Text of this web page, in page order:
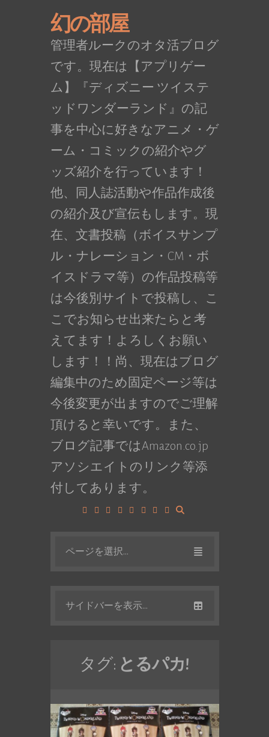
幻の部屋
管理者ルークのオタ活ブログ
です。現在は【アプリゲー
ム】『ディズニー ツイステ
ッドワンダーランド』の記
事を中心に好きなアニメ・ゲ
ーム・コミックの紹介やグ
ッズ紹介を行っています！
他、同人誌活動や作品作成後
の紹介及び宣伝もします。現
在、文書投稿（ボイスサンプ
ル・ナレーション・CM・ボ
イスドラマ等）の作品投稿等
は今後別サイトで投稿し、こ
こでお知らせ出来たらと考
えてます！よろしくお願い
します！！尚、現在はブログ
編集中のため固定ページ等は
今後変更が出ますのでご理解
頂けると幸いです。また、
ブログ記事ではAmazon.co.jp
アソシエイトのリンク等添
付してあります。
ページを選択...
サイドバーを表示...
タグ: とるパカ!